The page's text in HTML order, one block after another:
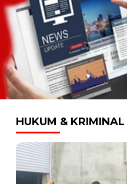
HUKUM & KRIMINAL